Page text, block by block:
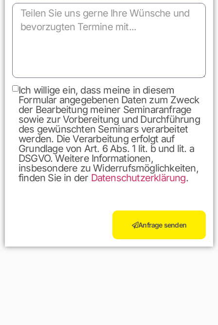
Ich willige ein, dass meine in diesem
Formular angegebenen Daten zum Zweck
der Bearbeitung meiner Seminaranfrage
sowie zur Vorbereitung und Durchführung
des gewünschten Seminars verarbeitet
werden. Die Verarbeitung erfolgt auf
Grundlage von Art. 6 Abs. 1 lit. b und lit. a
DSGVO. Weitere Informationen,
insbesondere zu Widerrufsmöglichkeiten,
finden Sie in der Datenschutzerklärung.
Anfrage senden